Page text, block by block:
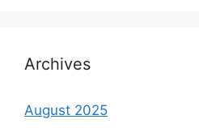
Archives
August 2025